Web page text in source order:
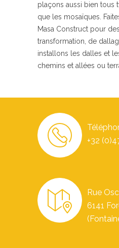
plaçons aussi bien tous
que les mosaïques.
Masa Construct pour
transformation, de
installons les dalles et
chemins et allées ou
+32
Rue
6141